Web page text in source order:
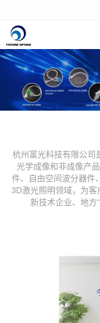
杭州富光科技有限公司
光学成像和非成像产
件、自由空间波分器件
3D激光照明领域，为
新技术企业、地方